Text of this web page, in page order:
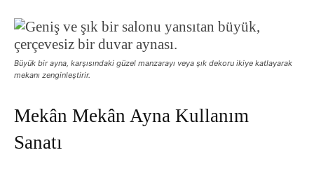
Büyük bir ayna, karşısındaki güzel manzarayı veya şık dekoru ikiye katlayarak
mekanı zenginleştirir.
Mekân Mekân Ayna Kullanım
Sanatı